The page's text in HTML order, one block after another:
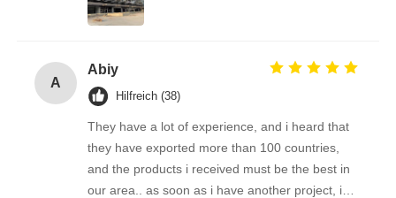
Throughout. We’re Already Recommending This
Supplier To Some Of Our Business Friends.
A
Abiy
Hilfreich (38)
They have a lot of experience, and i heard that
they have exported more than 100 countries,
and the products i received must be the best in
our area.. as soon as i have another project, i& #